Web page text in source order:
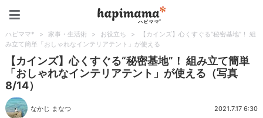
ハピママ* > 家事・生活術 > お役立ち >
【カインズ】心くすぐる“秘密基地”！ 組
み立て簡単「おしゃれなインテリアテント」が使える
【カインズ】心くすぐる“秘密基地”！ 組み立て簡単
「おしゃれなインテリアテント」が使える（写真
8/14）
なかじ まなつ 2021.7.17 6:30